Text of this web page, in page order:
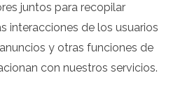
juntos para recopilar
interacciones de los usuarios
y otras funciones de
con nuestros servicios.